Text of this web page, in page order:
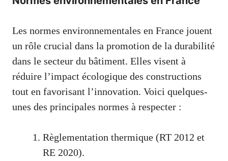
Les normes environnementales en France jouent
un rôle crucial dans la promotion de la durabilité
dans le secteur du bâtiment. Elles visent à
réduire l’impact écologique des constructions
tout en favorisant l’innovation. Voici quelques-
unes des principales normes à respecter :
Règlementation thermique (RT 2012 et
RE 2020).